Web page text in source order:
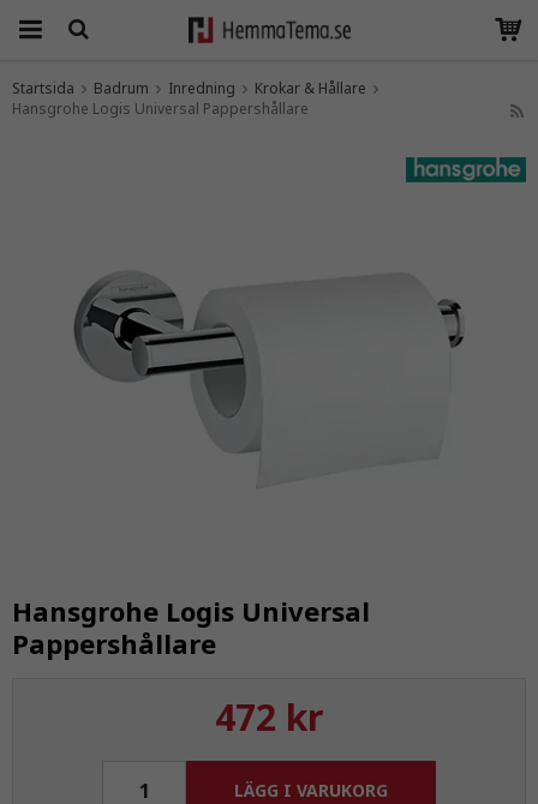
Produkten har blivit tillagd i varukorgen
Startsida Badrum Inredning
Krokar & Hållare
Hansgrohe Logis Universal Pappershållare
Hansgrohe Logis Universal
Pappershållare
472 kr
LÄGG I VARUKORG